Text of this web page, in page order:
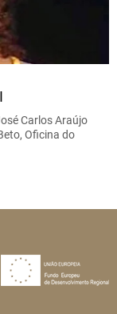
Carlos Araújo
Oficina do